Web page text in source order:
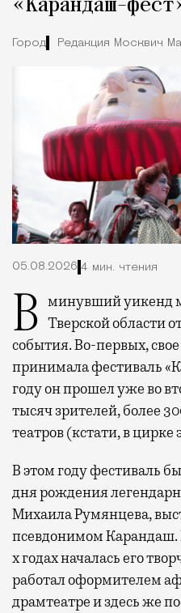
«Карандаш-
Город Редакция Москвич
05.08.2026 4 мин. чтения
В минувший уикенд маленькая Старица в Тверской области
события. Во-первых,
принимала фестиваль
году он прошел уже во
тысяч зрителей, более
театров (кстати, в
В этом году фестиваль
дня рождения
Михаила Румянцева,
псевдонимом Карандаш.
х годах началась его
работал оформителем
драмтеатре и здесь же